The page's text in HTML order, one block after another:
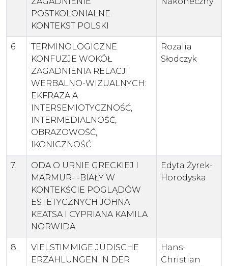
POSTKOLONIALNE.
KONTEKST POLSKI
6.
TERMINOLOGICZNE
KONFUZJE WOKÓŁ
ZAGADNIENIA RELACJI
WERBALNO-WIZUALNYCH:
EKFRAZA A
INTERSEMIOTYCZNOŚĆ,
INTERMEDIALNOŚĆ,
OBRAZOWOŚĆ,
IKONICZNOŚĆ
Rozalia
Słodczyk
7.
ODA O URNIE GRECKIEJ I
MARMUR- -BIAŁY W
KONTEKŚCIE POGLĄDÓW
ESTETYCZNYCH JOHNA
KEATSA I CYPRIANA KAMILA
NORWIDA
Edyta Żyrek-
Horodyska
8.
VIELSTIMMIGE JÜDISCHE
ERZÄHLUNGEN IN DER
Hans-
Christian